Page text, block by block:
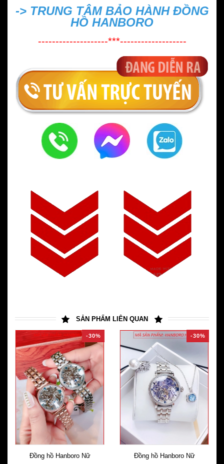
-> TRUNG TÂM BẢO HÀNH ĐỒNG
HỒ HANBORO
--------------------***-------------------
SẢN PHẨM LIÊN QUAN
-30%
Đồng hồ Hanboro Nữ
-30%
Đồng hồ Hanboro Nữ